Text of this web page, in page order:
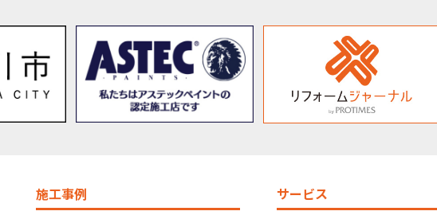
施工事例 サービス